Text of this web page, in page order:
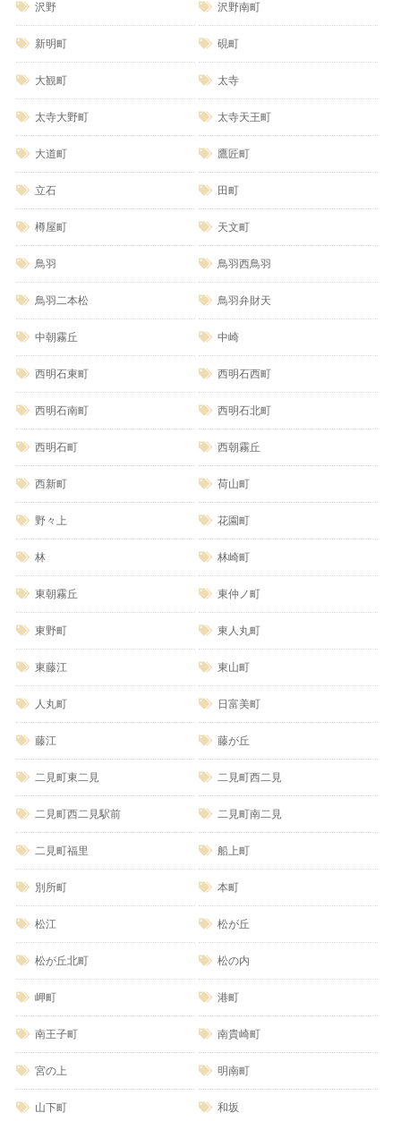
沢野 沢野南町
新明町 硯町
大観町 太寺
太寺大野町 太寺天王町
大道町 鷹匠町
立石 田町
樽屋町 天文町
鳥羽 鳥羽西鳥羽
鳥羽二本松 鳥羽弁財天
中朝霧丘 中崎
西明石東町 西明石西町
西明石南町 西明石北町
西明石町 西朝霧丘
西新町 荷山町
野々上 花園町
林 林崎町
東朝霧丘 東仲ノ町
東野町 東人丸町
東藤江 東山町
人丸町 日富美町
藤江 藤が丘
二見町東二見 二見町西二見
二見町西二見駅前 二見町南二見
二見町福里 船上町
別所町 本町
松江 松が丘
松が丘北町 松の内
岬町 港町
南王子町 南貴崎町
宮の上 明南町
山下町 和坂